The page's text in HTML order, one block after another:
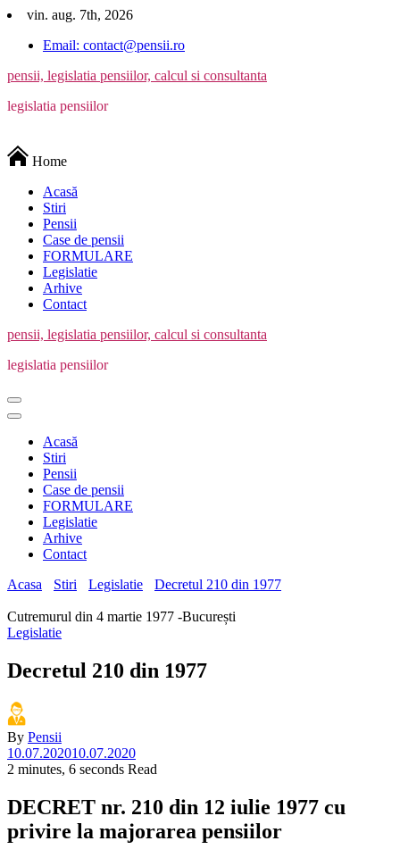
Skip
content
vin. aug. 7th, 2026
Email: contact@pensii.ro
pensii, legislatia pensiilor, calcul si consultanta
legislatia pensiilor
Home
Acasă
Stiri
Pensii
Case de pensii
FORMULARE
Legislatie
Arhive
Contact
pensii, legislatia pensiilor, calcul si consultanta
legislatia pensiilor
Acasă
Stiri
Pensii
Case de pensii
FORMULARE
Legislatie
Arhive
Contact
Acasa
Stiri Legislatie Decretul 210 din 1977
Cutremurul din 4 martie 1977 -București
Legislatie
Decretul 210 din 1977
By Pensii
10.07.202010.07.2020
2 minutes, 6 seconds Read
DECRET nr. 210 din 12 iulie 1977 cu
privire la majorarea pensiilor